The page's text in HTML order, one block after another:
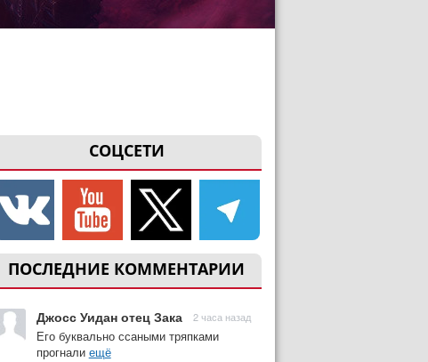
СОЦСЕТИ
ПОСЛЕДНИЕ КОММЕНТАРИИ
Джосс Уидан отец Зака 2 часа назад
Его буквально ссаными тряпками
прогнали ещё